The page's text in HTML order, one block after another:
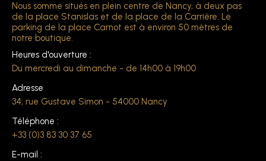
Nous somme situés en plein centre de Nancy, à deux pas
de la place Stanislas et de la place de la Carrière. Le
parking de la place Carnot est à environ 50 mètres de
notre boutique.
Heures d'ouverture :
Du mercredi au dimanche - de 14h00 à 19h00
Adresse
34, rue Gustave Simon - 54000 Nancy
Téléphone :
+33 (0)3 83 30 37 65
E-mail :